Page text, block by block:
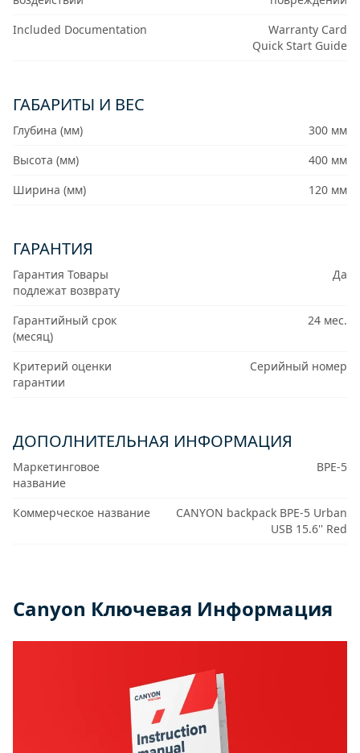
Included Documentation
Warranty Card
Quick Start Guide
ГАБАРИТЫ И ВЕС
Глубина (мм)
300 мм
Высота (мм)
400 мм
Ширина (мм)
120 мм
ГАРАНТИЯ
Гарантия Товары
подлежат возврату
Да
Гарантийный срок
(месяц)
24 мес.
Критерий оценки
гарантии
Серийный номер
ДОПОЛНИТЕЛЬНАЯ ИНФОРМАЦИЯ
Маркетинговое
название
BPE-5
Коммерческое название
CANYON backpack BPE-5 Urban
USB 15.6'' Red
Canyon Ключевая Информация